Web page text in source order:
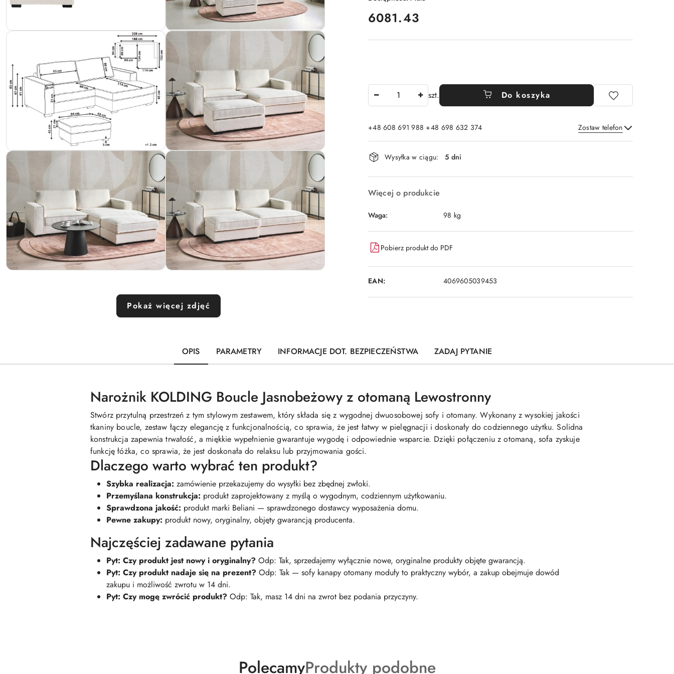
Pokaż więcej zdjęć
cena:
6081.43
szt. Do koszyka
+48 608 691 988 +48 698 632 374 Zostaw telefon
Wyślij
Dostępność
i
dostawa
Wysyłka w ciągu: 5 dni
Więcej o produkcie
Waga: 98 kg
Pobierz produkt do PDF
EAN: 4069605039453
OPIS PARAMETRY INFORMACJE DOT. BEZPIECZEŃSTWA ZADAJ PYTANIE
Narożnik KOLDING Boucle Jasnobeżowy z otomaną Lewostronny
Stwórz przytulną przestrzeń z tym stylowym zestawem, który składa się z wygodnej dwuosobowej sofy i otomany. Wykonany z wysokiej jakości
tkaniny boucle, zestaw łączy elegancję z funkcjonalnością, co sprawia, że jest łatwy w pielęgnacji i doskonały do codziennego użytku. Solidna
konstrukcja zapewnia trwałość, a miękkie wypełnienie gwarantuje wygodę i odpowiednie wsparcie. Dzięki połączeniu z otomaną, sofa zyskuje
funkcję łóżka, co sprawia, że jest doskonała do relaksu lub przyjmowania gości.
Dlaczego warto wybrać ten produkt?
Szybka realizacja: zamówienie przekazujemy do wysyłki bez zbędnej zwłoki.
Przemyślana konstrukcja: produkt zaprojektowany z myślą o wygodnym, codziennym użytkowaniu.
Sprawdzona jakość: produkt marki Beliani — sprawdzonego dostawcy wyposażenia domu.
Pewne zakupy: produkt nowy, oryginalny, objęty gwarancją producenta.
Najczęściej zadawane pytania
Pyt: Czy produkt jest nowy i oryginalny? Odp: Tak, sprzedajemy wyłącznie nowe, oryginalne produkty objęte gwarancją.
Pyt: Czy produkt nadaje się na prezent? Odp: Tak — sofy kanapy otomany moduły to praktyczny wybór, a zakup obejmuje dowód
zakupu i możliwość zwrotu w 14 dni.
Pyt: Czy mogę zwrócić produkt? Odp: Tak, masz 14 dni na zwrot bez podania przyczyny.
Produkty
PolecamyProdukty
Produkty podobne